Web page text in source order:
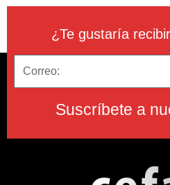
Suscríbete a
¿Te gustaría